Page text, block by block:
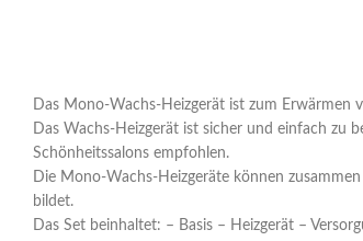
Das Mono-Wachs-Heizgerät ist zum Erwärmen
Das Wachs-Heizgerät ist sicher und einfach zu
Schönheitssalons empfohlen.
Die Mono-Wachs-Heizgeräte können
bildet.
Das Set beinhaltet: – Basis – Heizgerät –